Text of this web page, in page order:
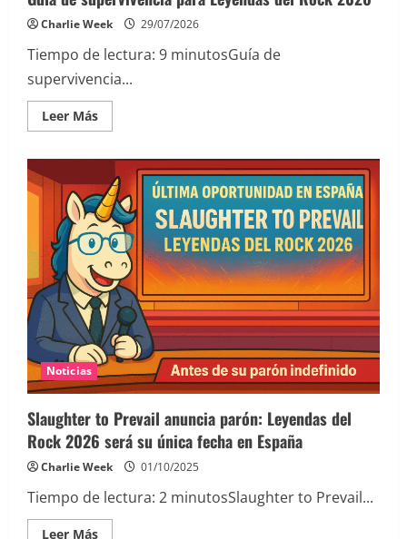
Charlie Week 29/07/2026
Tiempo de lectura: 9 minutosGuía de
supervivencia...
Leer MásLeer
más
Guía
de
supervivencia
para
Leyendas
del
Rock
2026
Noticias
Slaughter to Prevail anuncia parón: Leyendas del
Rock 2026 será su única fecha en España
Charlie Week 01/10/2025
Tiempo de lectura: 2 minutosSlaughter to Prevail...
Leer MásLeer